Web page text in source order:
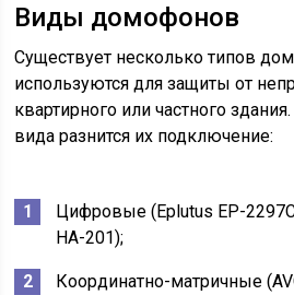
Виды домофонов
Существует несколько типов
используются для защиты от
квартирного или частного
вида разнится их подключение:
Цифровые (Eplutus EP-
HA-201);
Координатно-матричные